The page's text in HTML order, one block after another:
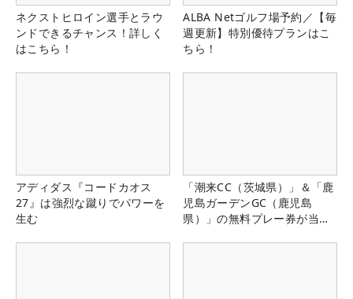
ネクストヒロイン選手とラウ
ンドできるチャンス！詳しく
はこちら！
ALBA Netゴルフ場予約／【毎
週更新】特別優待プランはこ
ちら！
アディダス『コードカオス
27』は強烈な蹴りでパワーを
生む
「潮来CC（茨城県）」＆「鹿
児島ガーデンGC（鹿児島
県）」の無料プレー券が当た